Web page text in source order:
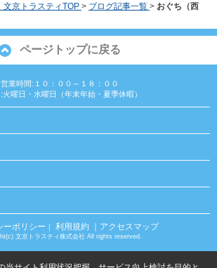
文京トラスティTOP > ブログ記事一覧 > おぐち（西
ページトップに戻る
営業時間:１０：００～１８：００
火曜日・水曜日（年末年始・夏季休暇）
ーポリシー ｜ 利用規約 ｜アクセスマップ
文京トラスティ株式会社 All rights reserved.